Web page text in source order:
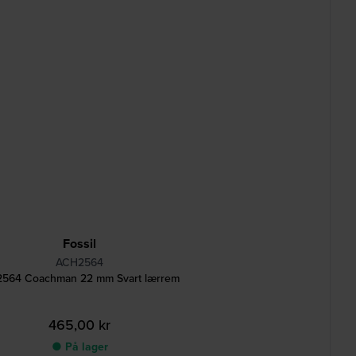
Fossil
ACH2564
Coachman 22 mm Svart lærrem
465,00 kr
● På lager